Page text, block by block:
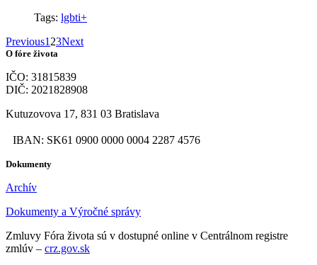
Tags: lgbti+
Previous1 23Next
O fóre života
IČO: 31815839
DIČ: 2021828908
Kutuzovova 17, 831 03 Bratislava
IBAN: SK61 0900 0000 0004 2287 4576
Dokumenty
Archív
Dokumenty a Výročné správy
Zmluvy Fóra života sú v dostupné online v Centrálnom registre
zmlúv – crz.gov.sk